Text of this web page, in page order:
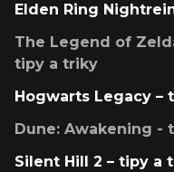
Elden Ring
The Legend of
tipy a triky
Hogwarts Legacy –
Dune: Awakening -
Silent Hill 2 – tipy a